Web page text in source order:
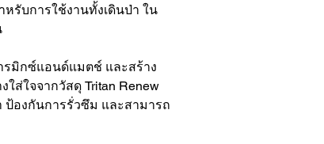
หรับการใช้งานทั้งเดินป่า ใน
มิกซ์แอนด์แมตช์ และสร้าง
ส่ใจจากวัสดุ Tritan Renew
ป้องกันการรั่วซึม และสามารถ